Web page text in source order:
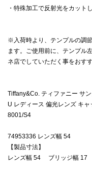
・特殊加工で反射光をカット
※入荷時より、テンプルの調
ます。ご使用前に、テンプル
ネ店でしていただく事をおす
Tiffany&Co. ティファニー サ
U レディース 偏光レンズ キ
8001/S4
74953336 レンズ幅 54
【製品寸法】
レンズ幅 54 ブリッジ幅 17